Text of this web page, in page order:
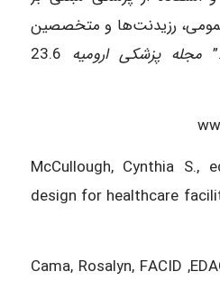
رزیدنت‌ها و متخصصین
مجله پزشکی ارومیه 23.6
[4] McCullough, Cynthia S.,
design for healthcare
[5] Cama, Rosalyn, FACID